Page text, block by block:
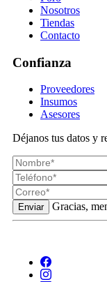
Nosotros
Tiendas
Contacto
Confianza
Proveedores
Insumos
Asesores
Déjanos tus datos y
Enviar Gracias,